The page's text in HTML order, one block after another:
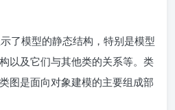
了模型的静态结构，特别是模型
以及它们与其他类的关系等。类
图是面向对象建模的主要组成部